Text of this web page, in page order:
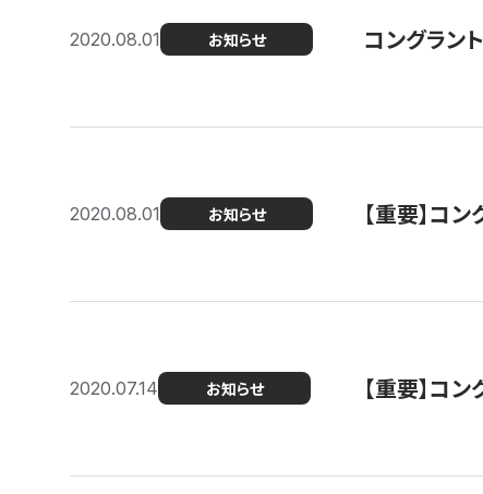
2020.08.01 お知らせ コングラン
2020.08.01 お知らせ 【重要】コ
2020.07.14 お知らせ 【重要】コ